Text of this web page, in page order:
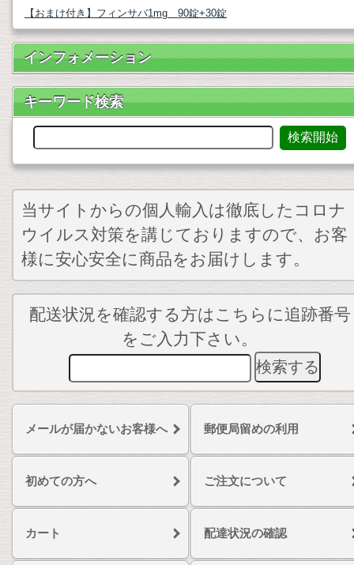
【おまけ付き】フィンサバ1mg 90錠+30錠
インフォメーション
キーワード検索
当サイトからの個人輸入は徹底したコロナ
ウイルス対策を講じておりますので、お客
様に安心安全に商品をお届けします。
配送状況を確認する方はこちらに追跡番号
をご入力下さい。
メールが届かないお客様へ 郵便局留めの利用
初めての方へ ご注文について
カート 配達状況の確認